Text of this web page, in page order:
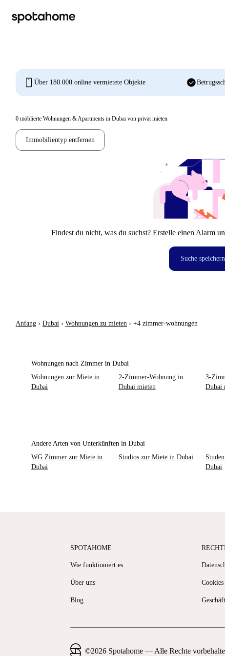
mobile Über 180.000 online vermietete Objekte check_circle
0 möblierte Wohnungen & Apartments in Dubai von privat mieten
Immobilientyp entfernen
Findest du nicht, was du suchst? Erstelle einen Alarm
Suche speichern
Anfang › Dubai › Wohnungen zu mieten › +4 zimmer-wohnungen
Wohnungen nach Zimmer in Dubai
Wohnungen zur Miete in
Dubai
2-Zimmer-Wohnung in
Dubai mieten
3-
Dubai
Andere Arten von Unterkünften in Dubai
WG Zimmer zur Miete in
Dubai
Studios zur Miete in Dubai
Dubai
SPOTAHOME
Wie funktioniert es
Über uns
Blog
Cookies
©2026 Spotahome — Alle Rechte